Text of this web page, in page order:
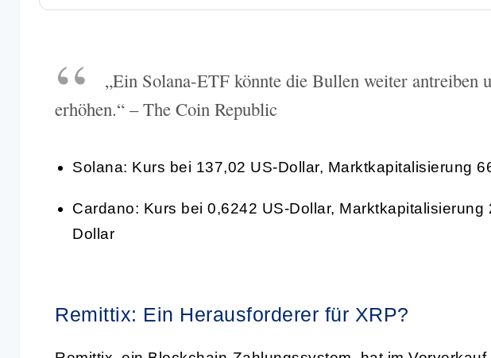
„Ein Solana-ETF könnte die Bullen weiter antreiben
erhöhen.“ – The Coin Republic
Solana: Kurs bei 137,02 US-Dollar, Marktkapitalisierung
Cardano: Kurs bei 0,6242 US-Dollar, Marktkapitalisierung
Dollar
Remittix: Ein Herausforderer für XRP?